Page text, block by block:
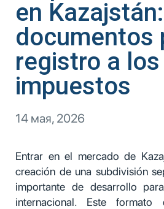
en
documentos
registro a los
impuestos
14 мая, 2026
Entrar en el mercado de
creación de una subdivisión
importante de desarrollo
internacional. Este